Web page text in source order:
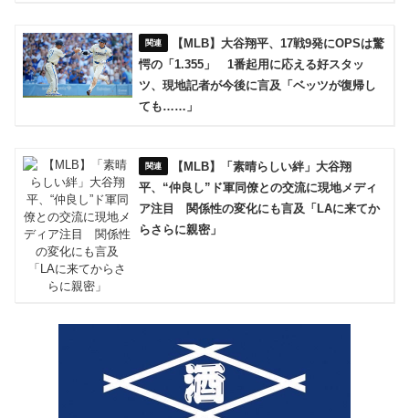
【MLB】大谷翔平、17戦9発にOPSは驚
愕の「1.355」 1番起用に応える好スタッ
ツ、現地記者が今後に言及「ベッツが復帰し
ても……」
【MLB】「素晴らしい絆」大谷翔
平、“仲良し”ド軍同僚との交流に現地メディ
ア注目 関係性の変化にも言及「LAに来てか
らさらに親密」